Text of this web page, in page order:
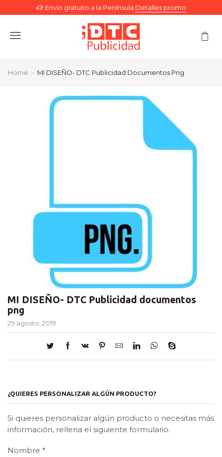
Envío gratuito a la Península Detalles promo
Menu
Home MI DISEÑO- DTC Publicidad Documentos Png
MI DISEÑO- DTC Publicidad documentos
png
29 agosto, 2019
¿QUIERES PERSONALIZAR ALGÚN PRODUCTO?
Si quieres personalizar algún producto o necesitas más
información, rellena el siguiente formulario.
Nombre *